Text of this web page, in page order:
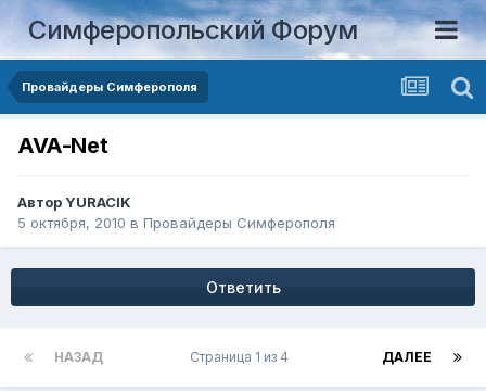
Симферопольский Форум
Провайдеры Симферополя
AVA-Net
АвторYURACIK
5 октября, 2010 в Провайдеры Симферополя
Ответить
НАЗАД ДАЛЕЕ
Страница 1 из 4